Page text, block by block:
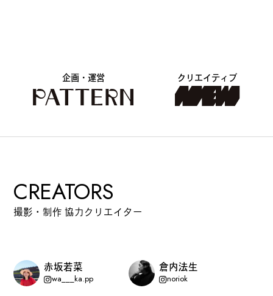
# 今月のアートな時間割
企画・運営 クリエイティブ
CREATORS
撮影・制作 協力クリエイター
赤坂若菜
wa___ka.pp
倉内法生
noriok